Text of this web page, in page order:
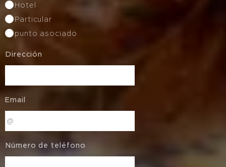
Hotel
Particular
punto asociado
Dirección
Email
Número de teléfono